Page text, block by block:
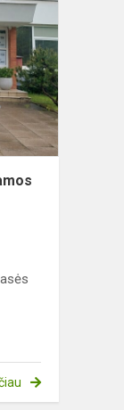
mokinių
poezijos
konkursas